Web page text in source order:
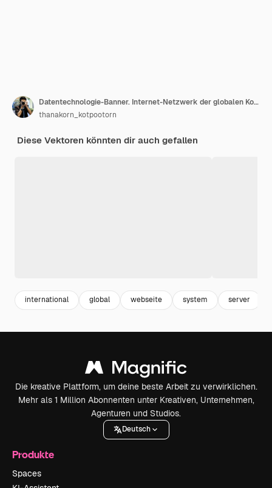
Datentechnologie-Banner. Internet-Netzwerk der globalen Kommunikation herum und Datenaustausch über Planeten.
thanakorn_kotpootorn
Diese Vektoren könnten dir auch gefallen
international global webseite system server
Die kreative Plattform, um deine beste Arbeit zu verwirklichen.
Mehr als 1 Million Abonnenten unter Kreativen, Unternehmen,
Agenturen und Studios.
Deutsch
Produkte
Spaces